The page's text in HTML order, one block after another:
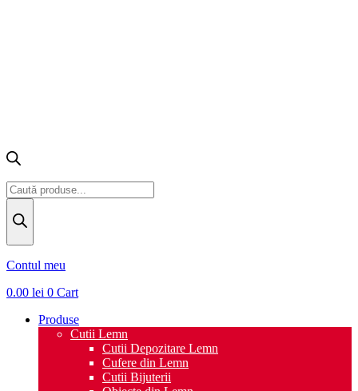
Products
search
Contul meu
0.00 lei 0 Cart
Produse
Cutii Lemn
Cutii Depozitare Lemn
Cufere din Lemn
Cutii Bijuterii